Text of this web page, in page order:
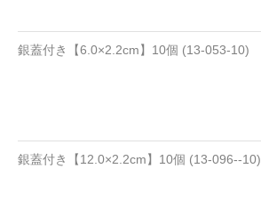
銀蓋付き【6.0×2.2cm】10個 (13-053-10)
銀蓋付き【12.0×2.2cm】10個 (13-096--10)